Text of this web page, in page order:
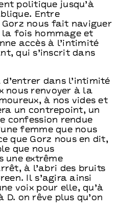
politique jusqu’à
Entre
nous fait naviguer
la fois hommage et
accès à l’intimité
qui s’inscrit dans
dans l’intimité
nous renvoyer à la
à nos vides et
un contrepoint, un
confession rendue
femme que nous
que Gorz nous en dit,
que nous
une extrême
à l’abri des bruits
Il s’agira ainsi
voix pour elle, qu’à
on rêve plus qu’on